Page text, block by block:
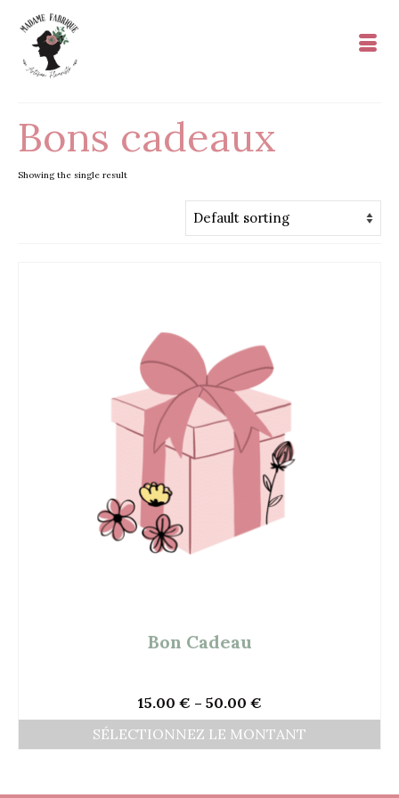
Bons cadeaux
Showing the single result
Bon Cadeau
15.00 € – 50.00 €
SÉLECTIONNEZ LE MONTANT